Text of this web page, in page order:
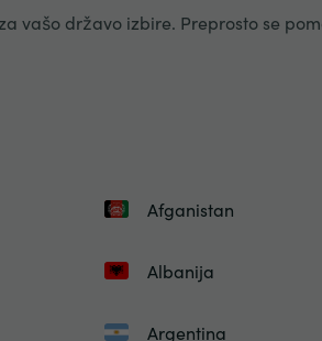
vašo državo izbire. Preprosto se
Afganistan
Albanija
Argentina